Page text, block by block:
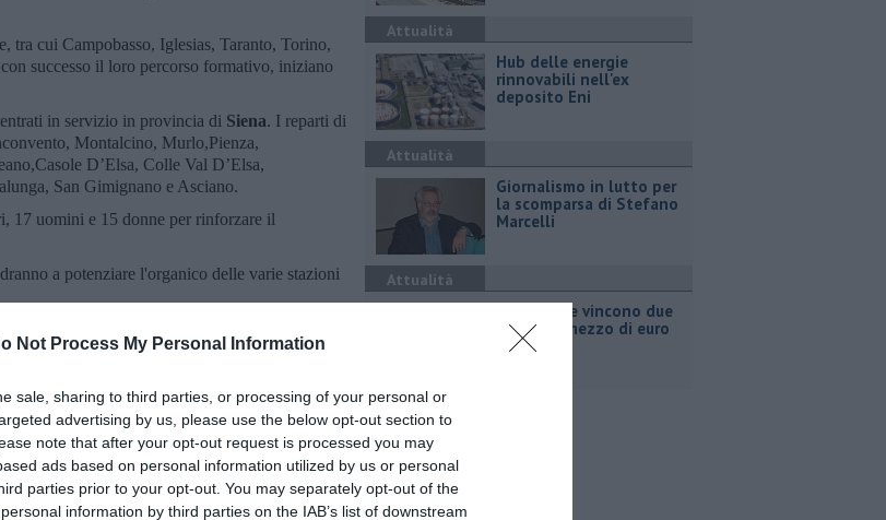
Not Process My Personal Information
sale, sharing to third parties, or processing of your personal or
advertising by us, please use the below opt-out section to
note that after your opt-out request is processed you may
ads based on personal information utilized by us or personal
parties prior to your opt-out. You may separately opt-out of the
information by third parties on the IAB’s list of downstream
cui Campobasso, Iglesias, Taranto, Torino,
successo il loro percorso formativo, iniziano
in servizio in provincia di Siena. I reparti di
Montalcino, Murlo,Pienza,
D’Elsa, Colle Val D’Elsa,
San Gimignano e Asciano.
17 uomini e 15 donne per rinforzare il
a potenziare l'organico delle varie stazioni
allaNewsletter QUInews - ToscanaMedia.
di posta.
Attualità
Hub delle energie
rinnovabili nell'ex
deposito Eni
Attualità
Giornalismo in lutto per
la scomparsa di Stefano
Marcelli
Attualità
Grattano e vincono due
milioni e mezzo di euro